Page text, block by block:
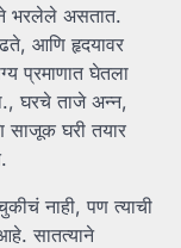
भरलेले असतात.
आणि हृदयावर
प्रमाणात घेतला
घरचे ताजे अन्न,
साजूक घरी तयार
नाही, पण त्याची
सातत्याने